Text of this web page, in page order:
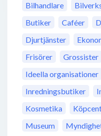
Bilhandlare
Butiker
Caféer
Djurtjänster
Frisörer
Grossister
Ideella organisationer
Inredningsbutiker
Kosmetika
Museum